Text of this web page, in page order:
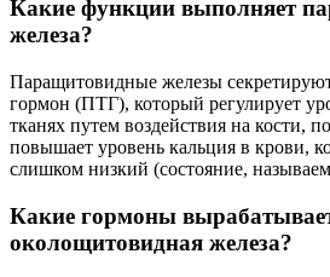
Какие функции выполняет
железа?
Паращитовидные железы
гормон (ПТГ), который регулирует
тканях путем воздействия на кости,
повышает уровень кальция в крови,
слишком низкий (состояние,
Какие гормоны
околощитовидная железа?